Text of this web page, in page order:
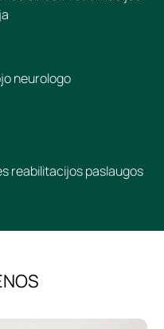
neurologo
reabilitacijos paslaugos